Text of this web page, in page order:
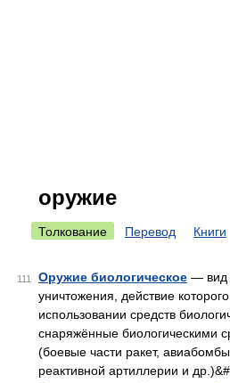
оружие
Толкование Перевод Книги
111 Оружие биологическое — вид
уничтожения, действие
использовании средств
снаряжённые биологическими
(боевые части ракет,
реактивной артиллерии и